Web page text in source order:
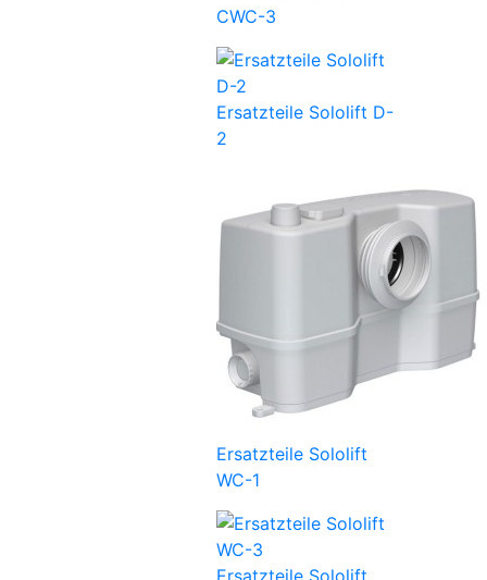
CWC-3
Ersatzteile Sololift D-
2
Ersatzteile Sololift
WC-1